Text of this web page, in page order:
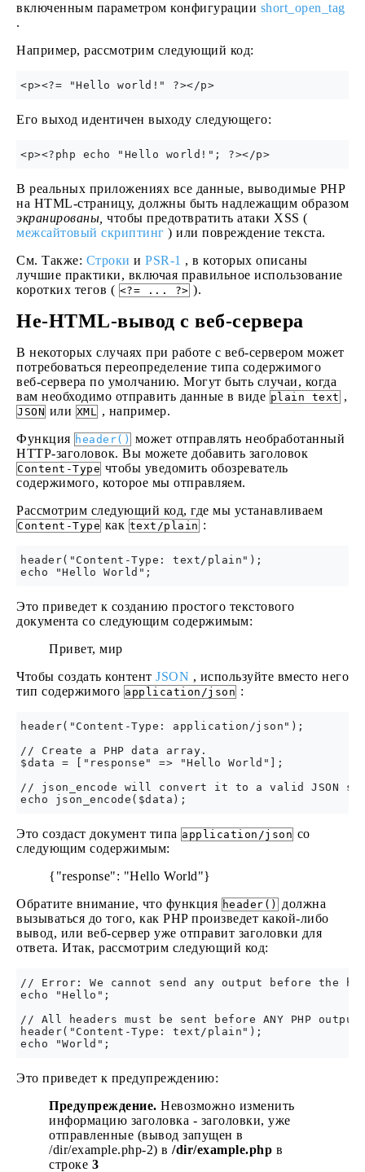
включенным параметром конфигурации short_open_tag
.
Например, рассмотрим следующий код:
Его выход идентичен выходу следующего:
В реальных приложениях все данные, выводимые PHP
на HTML-страницу, должны быть надлежащим образом
экранированы, чтобы предотвратить атаки XSS (
межсайтовый скриптинг ) или повреждение текста.
См. Также: Строки и PSR-1 , в которых описаны
лучшие практики, включая правильное использование
коротких тегов ( <?= ... ?> ).
Не-HTML-вывод с веб-сервера
В некоторых случаях при работе с веб-сервером может
потребоваться переопределение типа содержимого
веб-сервера по умолчанию. Могут быть случаи, когда
вам необходимо отправить данные в виде plain text ,
JSON или XML , например.
Функция header() может отправлять необработанный
HTTP-заголовок. Вы можете добавить заголовок
Content-Type чтобы уведомить обозреватель
содержимого, которое мы отправляем.
Рассмотрим следующий код, где мы устанавливаем
Content-Type как text/plain :
header("Content-Type: text/plain");
Это приведет к созданию простого текстового
документа со следующим содержимым:
Привет, мир
Чтобы создать контент JSON , используйте вместо него
тип содержимого application/json :
header("Content-Type: application/json");
// Create a PHP data array.
$data = ["response" => "Hello World"];
// json_encode will convert it to a valid JSON
Это создаст документ типа application/json со
следующим содержимым:
{"response": "Hello World"}
Обратите внимание, что функция header()
должна
вызываться до того, как PHP произведет какой-либо
вывод, или веб-сервер уже отправит заголовки для
ответа. Итак, рассмотрим следующий код:
// Error: We cannot send any output before the
echo "Hello";
// All headers must be sent before ANY PHP output
header("Content-Type: text/plain");
Это приведет к предупреждению:
Предупреждение. Невозможно изменить
информацию заголовка - заголовки, уже
отправленные (вывод запущен в
/dir/example.php-2) в /dir/example.php в
строке 3